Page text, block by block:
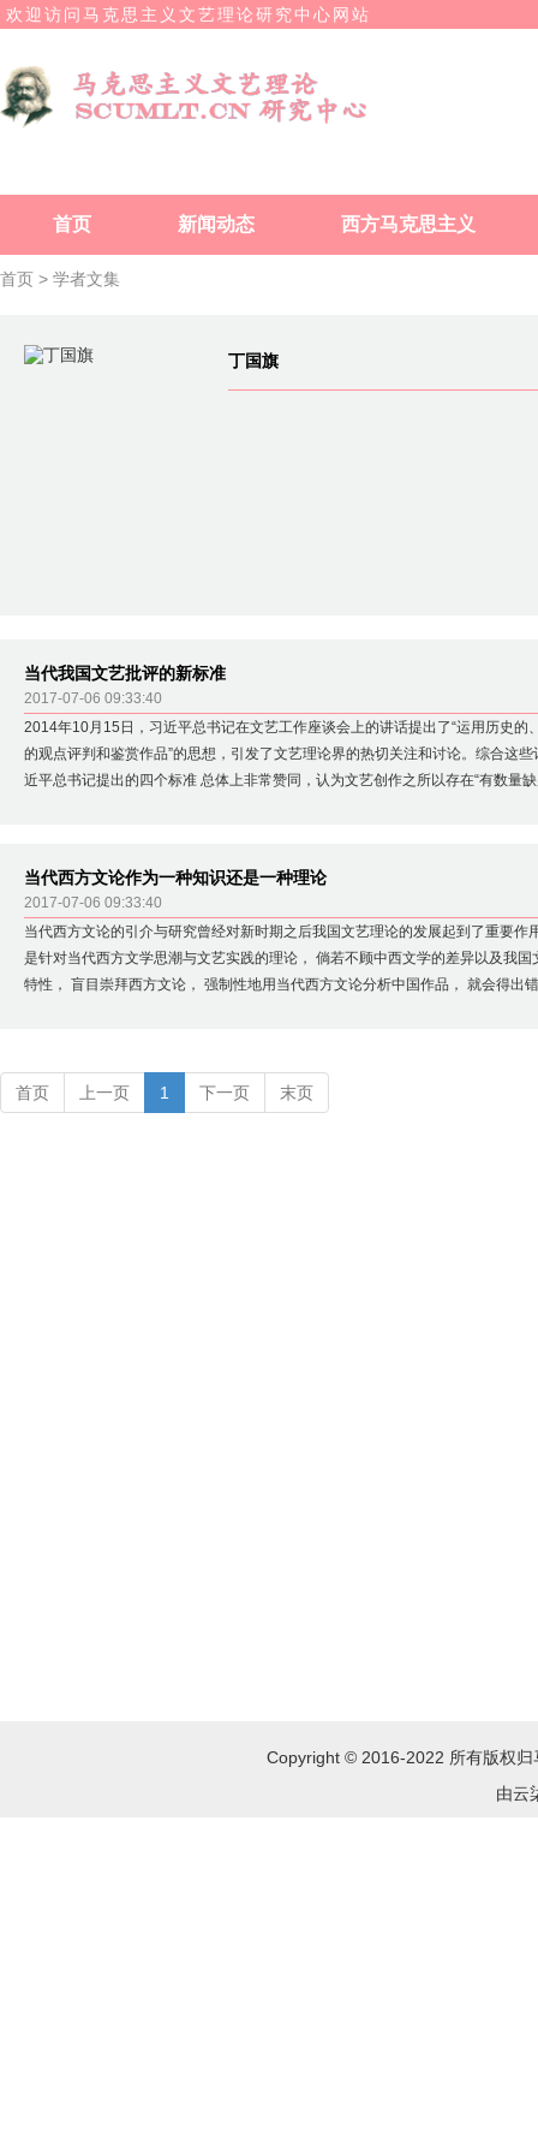
欢迎访问马克思主义文艺理论研究中心网站
首页 新闻动态 西方马克思主义
首页 > 学者文集
丁国旗
当代我国文艺批评的新标准
2017-07-06 09:33:40
2014年10月15日，习近平总书记在文艺工作座谈会上的讲话提出了“运用历史的
的观点评判和鉴赏作品”的思想，引发了文艺理论界的热切关注和讨论。综合这
近平总书记提出的四个标准 总体上非常赞同，认为文艺创作之所以存在“有数量缺
开展的行动指南，是马克思主义文艺批评标准的时代化、中国化。
当代西方文论作为一种知识还是一种理论
2017-07-06 09:33:40
当代西方文论的引介与研究曾经对新时期之后我国文艺理论的发展起到了重要作
是针对当代西方文学思潮与文艺实践的理论， 倘若不顾中西文学的差异以及我
特性， 盲目崇拜西方文论， 强制性地用当代西方文论分析中国作品， 就会得出
首页 上一页 1 下一页 末页
Copyright © 2016-2022 所有版权
由云